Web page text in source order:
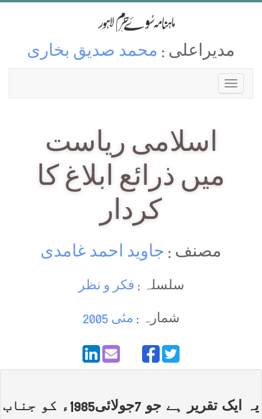
مدیراعلی : محمد صدیق بخاری
اسلامی ریاست
میں ذرائع ابلاغ کا
کردار
مصنف : جاوید احمد غامدی
سلسلہ : فکر و نظر
شمارہ : مئی 2005
یہ ایک تقریر ہے جو 7جولائی1985ء کو جناب